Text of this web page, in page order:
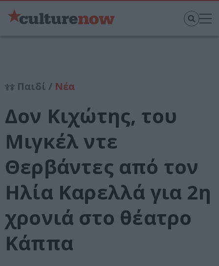
Παιδί / Νέα
Δον Κιχώτης, του
Μιγκέλ ντε
Θερβάντες από τον
Ηλία Καρελλά για 2η
χρονιά στο θέατρο
Κάππα